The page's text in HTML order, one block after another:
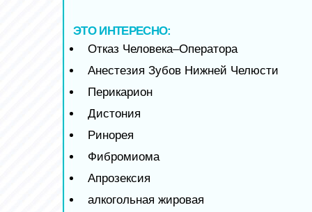
ЭТО ИНТЕРЕСНО:
Отказ Человека–Оператора
Анестезия Зубов Нижней Челюсти
Перикарион
Дистония
Ринорея
Фибромиома
Апрозексия
алкогольная жировая